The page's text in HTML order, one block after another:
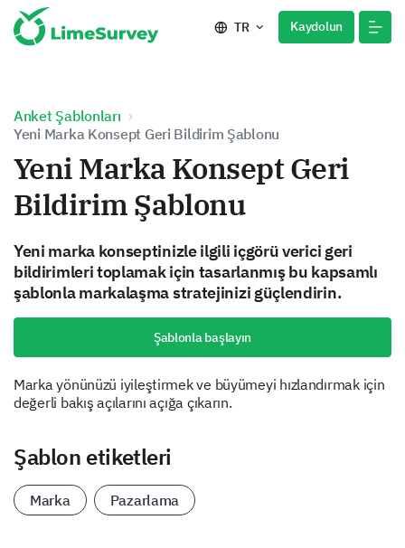
TR Kaydolun
Anket Şablonları
Yeni Marka Konsept Geri Bildirim Şablonu
Yeni Marka Konsept Geri
Bildirim Şablonu
Yeni marka konseptinizle ilgili içgörü verici geri
bildirimleri toplamak için tasarlanmış bu kapsamlı
şablonla markalaşma stratejinizi güçlendirin.
Şablonla başlayın
Marka yönünüzü iyileştirmek ve büyümeyi hızlandırmak için
değerli bakış açılarını açığa çıkarın.
Şablon etiketleri
Marka Pazarlama